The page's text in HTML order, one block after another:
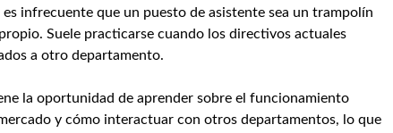
infrecuente que un puesto de asistente sea un trampolín
Suele practicarse cuando los directivos actuales
a otro departamento.
la oportunidad de aprender sobre el funcionamiento
y cómo interactuar con otros departamentos, lo que